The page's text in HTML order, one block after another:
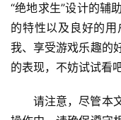
“绝地求生”设计的辅
的特性以及良好的
我、享受游戏乐趣的
的表现，不妨试试看吧
请注意，尽管本